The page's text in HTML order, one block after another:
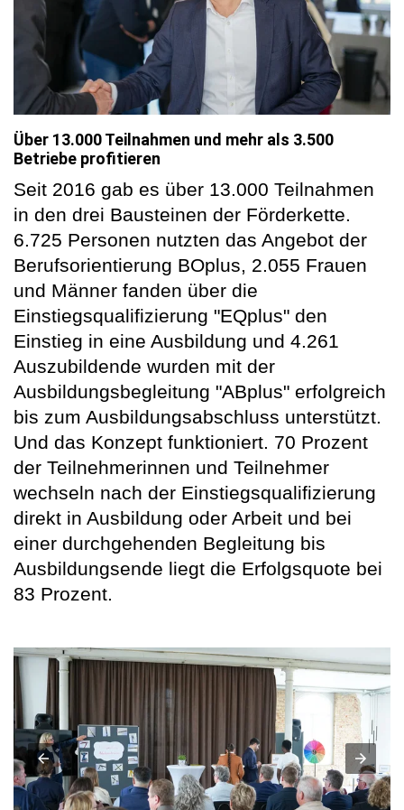
Über 13.000 Teilnahmen und mehr als 3.500
Betriebe profitieren
Seit 2016 gab es über 13.000 Teilnahmen
in den drei Bausteinen der Förderkette.
6.725 Personen nutzten das Angebot der
Berufsorientierung BOplus, 2.055 Frauen
und Männer fanden über die
Einstiegsqualifizierung "EQplus" den
Einstieg in eine Ausbildung und 4.261
Auszubildende wurden mit der
Ausbildungsbegleitung "ABplus" erfolgreich
bis zum Ausbildungsabschluss unterstützt.
Und das Konzept funktioniert. 70 Prozent
der Teilnehmerinnen und Teilnehmer
wechseln nach der Einstiegsqualifizierung
direkt in Ausbildung oder Arbeit und bei
einer durchgehenden Begleitung bis
Ausbildungsende liegt die Erfolgsquote bei
83 Prozent.